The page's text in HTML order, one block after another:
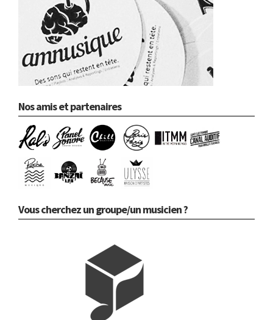
Nos amis et partenaires
Vous cherchez un groupe/un musicien ?